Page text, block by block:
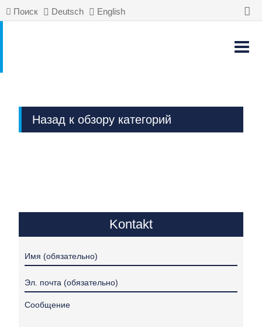
Поиск Deutsch English
Назад к обзору категорий
Kontakt